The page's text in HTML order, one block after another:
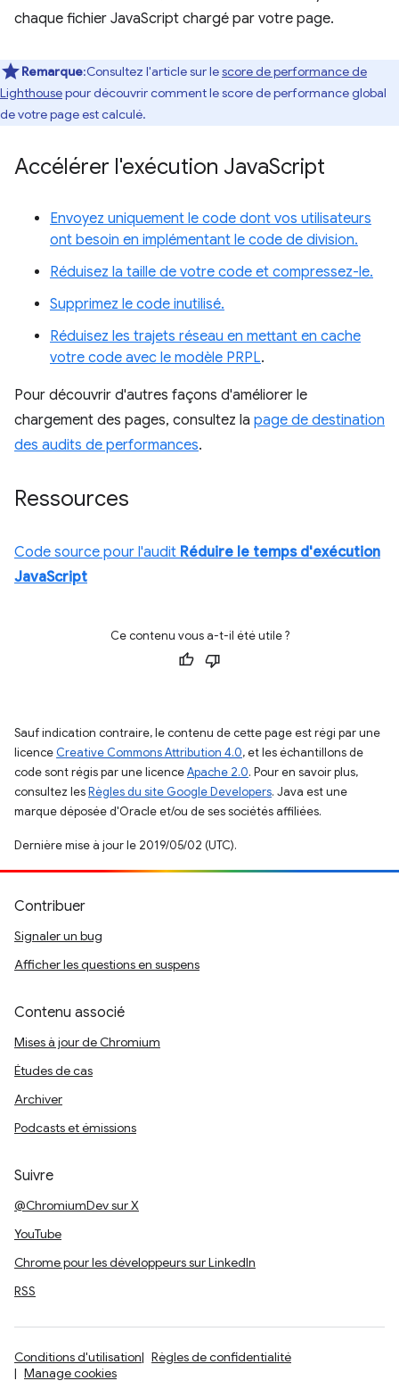
chaque fichier JavaScript chargé par votre page.
Remarque:Consultez l'article sur lescore de performance de
Lighthousepour découvrir comment le score de performance global
de votre page est calculé.
Accélérer l'exécution JavaScript
Envoyez uniquement le code dont vos utilisateurs
ont besoin en implémentant le code de division.
Réduisez la taille de votre code et compressez-le.
Supprimez le code inutilisé.
Réduisez les trajets réseau en mettant en cache
votre code avec le modèle PRPL.
Pour découvrir d'autres façons d'améliorer le
chargement des pages, consultez la page de destination
des audits de performances.
Ressources
Code source pour l'audit Réduire le temps d'exécution
JavaScript
Ce contenu vous a-t-il été utile ?
Sauf indication contraire, le contenu de cette page est régi par une
licence Creative Commons Attribution 4.0, et les échantillons de
code sont régis par une licenceApache 2.0. Pour en savoir plus,
consultez lesRègles du site Google Developers. Java est une
marque déposée d'Oracle et/ou de ses sociétés affiliées.
Dernière mise à jour le 2019/05/02 (UTC).
Contribuer
Signaler un bug
Afficher les questions en suspens
Contenu associé
Mises à jour de Chromium
Études de cas
Archiver
Podcasts et émissions
Suivre
@ChromiumDev sur X
YouTube
Chrome pour les développeurs sur LinkedIn
RSS
Conditions d'utilisation
Règles de confidentialité
Manage cookies